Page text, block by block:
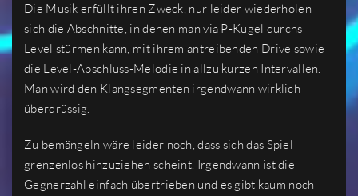
Die Musik erfüllt ihren Zweck, nur leider wiederholen
sich die Abschnitte, in denen man via P-Kugel durchs
Level stürmen kann, mit ihrem antreibenden Drive sowie
die Level-Abschluss-Melodie in allzu kurzen Intervallen.
Man wird den Klangsegmenten irgendwann wirklich
überdrüssig.
Zu bemängeln wäre leider noch, dass sich das Spiel
grenzenlos hinzuziehen scheint. Irgendwann ist die
Gegnerzahl einfach übertrieben und es gibt kaum noch